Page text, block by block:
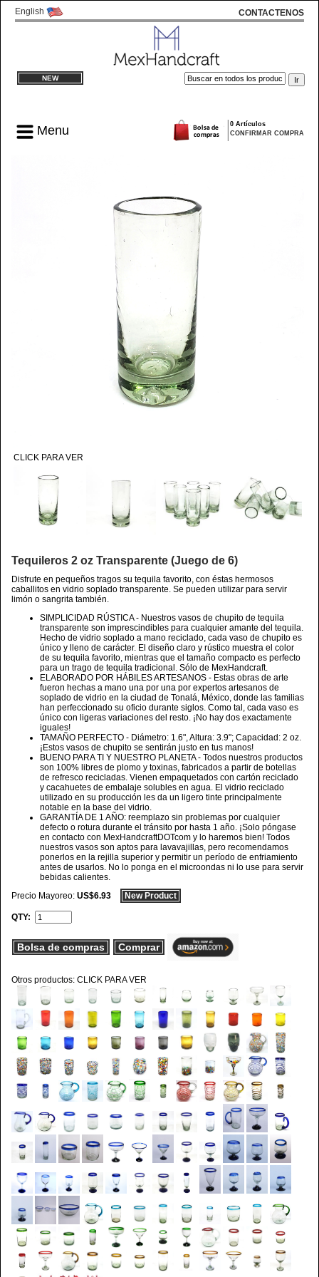
English CONTACTENOS
NEW
Menu
0 Artículos
CONFIRMAR COMPRA
CLICK PARA VER
Tequileros 2 oz Transparente (Juego de 6)
Disfrute en pequeños tragos su tequila favorito, con éstas hermosos
caballitos en vidrio soplado transparente. Se pueden utilizar para servir
limón o sangrita también.
SIMPLICIDAD RÚSTICA - Nuestros vasos de chupito de tequila
transparente son imprescindibles para cualquier amante del tequila.
Hecho de vidrio soplado a mano reciclado, cada vaso de chupito es
único y lleno de carácter. El diseño claro y rústico muestra el color
de su tequila favorito, mientras que el tamaño compacto es perfecto
para un trago de tequila tradicional. Sólo de MexHandcraft.
ELABORADO POR HÁBILES ARTESANOS - Estas obras de arte
fueron hechas a mano una por una por expertos artesanos de
soplado de vidrio en la ciudad de Tonalá, México, donde las familias
han perfeccionado su oficio durante siglos. Como tal, cada vaso es
único con ligeras variaciones del resto. ¡No hay dos exactamente
iguales!
TAMAÑO PERFECTO - Diámetro: 1.6", Altura: 3.9"; Capacidad: 2 oz.
¡Estos vasos de chupito se sentirán justo en tus manos!
BUENO PARA TI Y NUESTRO PLANETA - Todos nuestros productos
son 100% libres de plomo y toxinas, fabricados a partir de botellas
de refresco recicladas. Vienen empaquetados con cartón reciclado
y cacahuetes de embalaje solubles en agua. El vidrio reciclado
utilizado en su producción les da un ligero tinte principalmente
notable en la base del vidrio.
GARANTÍA DE 1 AÑO: reemplazo sin problemas por cualquier
defecto o rotura durante el tránsito por hasta 1 año. ¡Solo póngase
en contacto con MexHandcraftDOTcom y lo haremos bien! Todos
nuestros vasos son aptos para lavavajillas, pero recomendamos
ponerlos en la rejilla superior y permitir un período de enfriamiento
antes de usarlos. No lo ponga en el microondas ni lo use para servir
bebidas calientes.
Precio Mayoreo: US$6.93 New Product
QTY:
Bolsa de compras Comprar
Otros productos: CLICK PARA VER